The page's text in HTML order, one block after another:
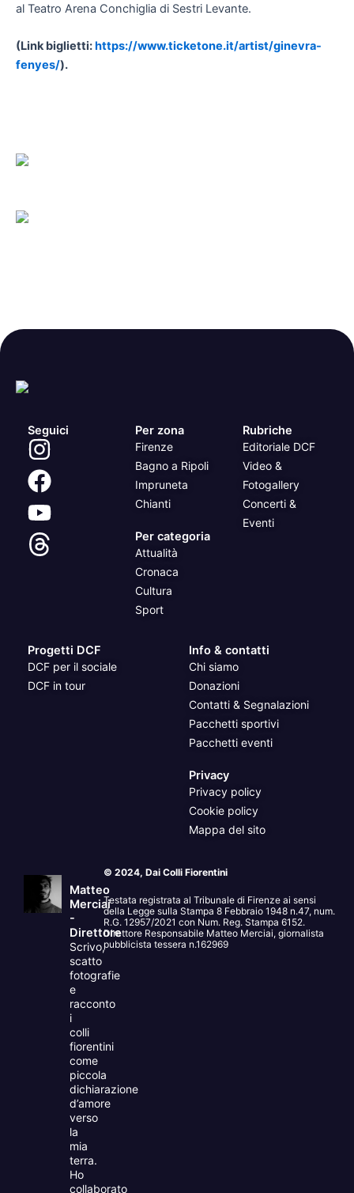
al Teatro Arena Conchiglia di Sestri Levante.
(Link biglietti:https://www.ticketone.it/artist/ginevra-
fenyes/).
Seguici Per zona
Firenze
Bagno a Ripoli
Impruneta
Chianti
Per categoria
Attualità
Cronaca
Cultura
Sport
Rubriche
Editoriale DCF
Video &
Fotogallery
Concerti &
Eventi
Progetti DCF
DCF per il sociale
DCF in tour
Info & contatti
Chi siamo
Donazioni
Contatti & Segnalazioni
Pacchetti sportivi
Pacchetti eventi
Privacy
Privacy policy
Cookie policy
Mappa del sito
Matteo
Merciai
-
Direttore
Scrivo,
scatto
fotografie
e
racconto
i
colli
fiorentini
come
piccola
dichiarazione
d’amore
verso
la
mia
terra.
Ho
collaborato
© 2024, Dai Colli Fiorentini
Testata registrata al Tribunale di Firenze ai sensi
della Legge sulla Stampa 8 Febbraio 1948 n.47, num.
R.G. 12957/2021 con Num. Reg. Stampa 6152.
Direttore Responsabile Matteo Merciai, giornalista
pubblicista tessera n.162969